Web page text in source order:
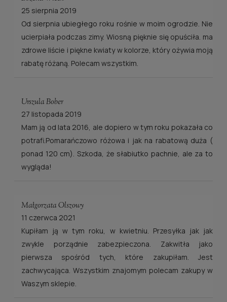
25 sierpnia 2019
Od sierpnia ubiegłego roku rośnie w moim ogrodzie. Nie
ucierpiała podczas zimy. Wiosną pięknie się opuściła. ma
zdrowe liście i piękne kwiaty w kolorze, który ożywia moją
rabatę różaną. Polecam wszystkim.
Urszula Bober
27 listopada 2019
Mam ją od lata 2016, ale dopiero w tym roku pokazała co
potrafi.Pomarańczowo różowa i jak na rabatową duża (
ponad 120 cm). Szkoda, że słabiutko pachnie, ale za to
wygląda!
Małgorzata Olszowy
11 czerwca 2021
Kupiłam ją w tym roku, w kwietniu. Przesyłka jak jak
zwykle porządnie zabezpieczona. Zakwitła jako
pierwsza spośród tych, które zakupiłam. Jest
zachwycająca. Wszystkim znajomym polecam zakupy w
Waszym sklepie.